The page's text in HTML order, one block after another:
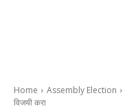
Home Assembly Election
विजयी करा